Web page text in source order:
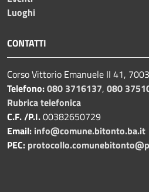
Luoghi
CONTATTI
Corso Vittorio Emanuele II 41,
Telefono:080 3716137, 080
Rubrica telefonica
C.F. /P.I.00382650729
Email: info@comune.bitonto.ba.it
PEC: